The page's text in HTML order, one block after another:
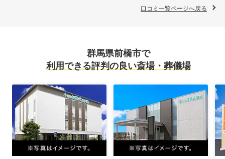
口コミ一覧ページへ戻る
群馬県前橋市で
利用できる評判の良い斎場・葬儀場